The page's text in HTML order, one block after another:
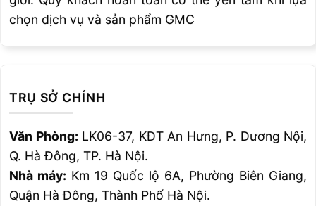
chọn dịch vụ và sản phẩm GMC
TRỤ SỞ CHÍNH
Văn Phòng: LK06-37, KĐT An Hưng, P. Dương Nội,
Q. Hà Đông, TP. Hà Nội.
Nhà máy: Km 19 Quốc lộ 6A, Phường Biên Giang,
Quận Hà Đông, Thành Phố Hà Nội.